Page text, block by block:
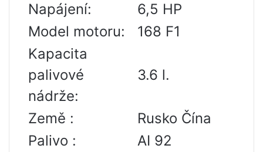
Napájení:
6,5 HP
Model motoru:
168 F1
Kapacita
palivové
nádrže:
3.6 l.
Země :
Rusko Čína
Palivo :
AI 92